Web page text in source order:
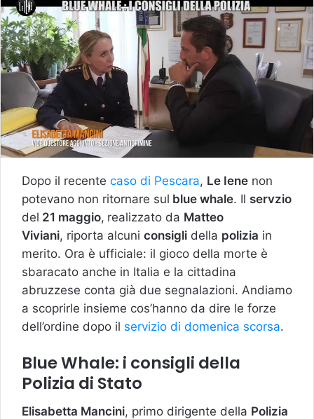
Dopo il recente caso di Pescara, Le Iene non
potevano non ritornare sul blue whale. Il servzio
del 21 maggio, realizzato da Matteo
Viviani, riporta alcuni consigli della polizia in
merito. Ora è ufficiale: il gioco della morte è
sbaracato anche in Italia e la cittadina
abruzzese conta già due segnalazioni. Andiamo
a scoprirle insieme cos’hanno da dire le forze
dell’ordine dopo il servizio di domenica scorsa.
Blue Whale: i consigli della
Polizia di Stato
Elisabetta Mancini, primo dirigente della Polizia